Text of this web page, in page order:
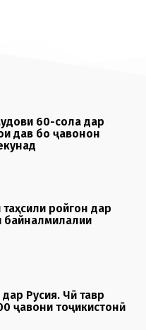
60-сола дар
дав бо ҷавонон
ройгон дар
байналмилалии
Русия. Чӣ тавр
ҷавони тоҷикистонӣ